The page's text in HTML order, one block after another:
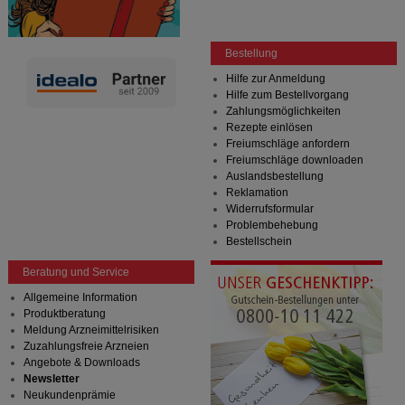
Website weiter für Sie optimieren können, den Inhalt
auf unserer Website aber auch die Werbung auf
Drittseiten möglichst relevant für Sie zu gestalten.
Bitte beachten Sie, dass Daten hierfür teilweise an
Dritte wie z.B. Google oder soziale Medien
übertragen werden.
Bestellung
Hilfe zur Anmeldung
Hilfe zum Bestellvorgang
Zahlungsmöglichkeiten
Rezepte einlösen
Freiumschläge anfordern
Freiumschläge downloaden
Auslandsbestellung
Reklamation
Widerrufsformular
Problembehebung
Bestellschein
Beratung und Service
Allgemeine Information
Produktberatung
Meldung Arzneimittelrisiken
Zuzahlungsfreie Arzneien
Angebote & Downloads
Newsletter
Neukundenprämie